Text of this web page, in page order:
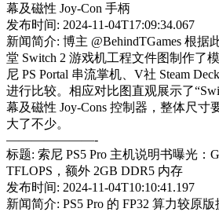
幕及磁性 Joy-Con 手柄
发布时间: 2024-11-04T17:09:34.067
新闻简介: 博主 @BehindTGames 根据
堂 Switch 2 游戏机工程文件图制作了
尼 PS Portal 串流掌机、V社 Steam
进行比较。相应对比图直观展示了
幕及磁性 Joy-Cons 控制器，整体尺寸
大了不少。
———————-
标题: 索尼 PS5 Pro 主机说明书曝光：
TFLOPS，额外 2GB DDR5 内存
发布时间: 2024-11-04T10:10:41.197
新闻简介: PS5 Pro 的 FP32 算力较原